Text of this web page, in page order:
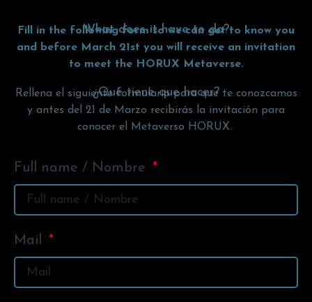
What does it have to do?
Fill in the following form so we can get to know you
and before March 21st you will receive an invitation
to meet the HORUX Metaverse.
¿Qué tiene que hacer?
Rellena el siguiente formulario para que te conozcamos
y antes del 21 de Marzo recibirás la invitación para
conocer el Metaverso HORUX.
Full name / Nombre
Mail